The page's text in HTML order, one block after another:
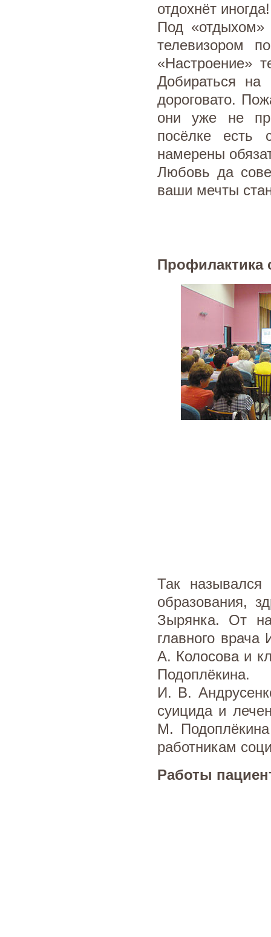
отдохнёт
Под
телевизором
«Настроение»
Добираться
дороговато.
они уже не
посёлке есть
намерены
Любовь да
ваши мечты
Профилактика
Так назывался
образования,
Зырянка. От
главного
А. Колосова и
Подоплёкина.
И. В.
суицида и
М.
работникам
Работы